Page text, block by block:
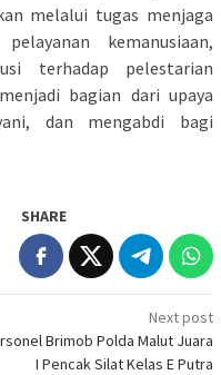
melalui tugas menjaga
kemanusiaan,
terhadap pelestarian
bagian dari upaya
dan mengabdi bagi
SHARE
Next post
Brimob Polda Malut Juara
I Pencak Silat Kelas E Putra